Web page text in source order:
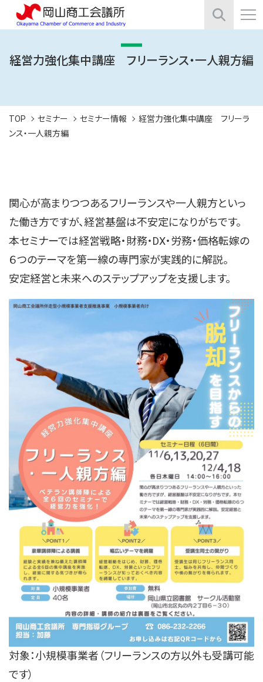
経営力強化集中講座 フリーランス・一人親方編
TOP セミナー セミナー情報
経営力強化集中講座 フリーラ
ンス・一人親方編
関⼼が⾼まりつつあるフリーランスや⼀⼈親⽅といっ
た働き⽅ですが、経営基盤は不安定になりがちです。
本セミナーでは経営戦略・財務・DX・労務・価格転嫁の
６つのテーマを第⼀線の専⾨家が実践的に解説。
安定経営と未来へのステップアップを⽀援します。
対象：小規模事業者（フリーランスの方以外も受講可能
です）